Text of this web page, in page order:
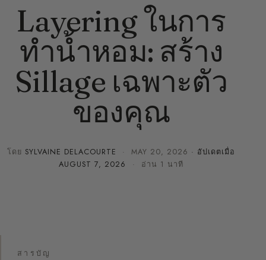
Layering ในการ
ทำน้ำหอม: สร้าง
Sillage เฉพาะตัว
ของคุณ
โดย SYLVAINE DELACOURTE ·MAY 20, 2026 · อัปเดตเมื่อ
AUGUST 7, 2026
· อ่าน 1 นาที
สารบัญ